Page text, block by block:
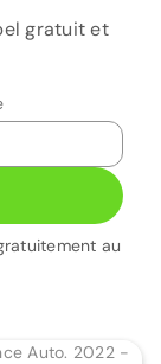
gratuit et
au